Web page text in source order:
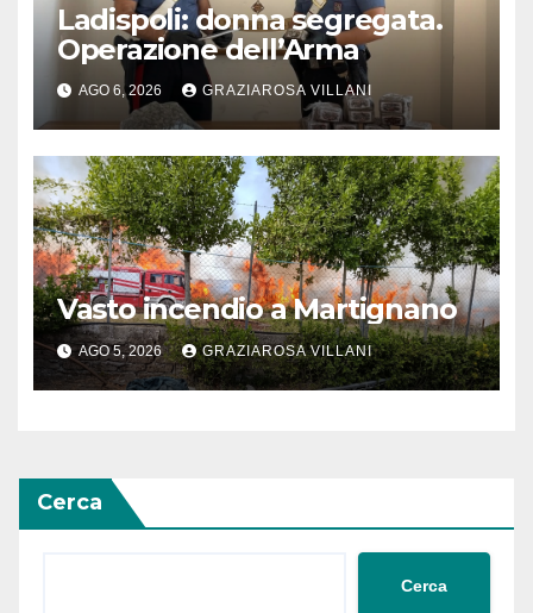
Ladispoli: donna segregata.
Operazione dell’Arma
AGO 6, 2026 GRAZIAROSA VILLANI
Vasto incendio a Martignano
AGO 5, 2026 GRAZIAROSA VILLANI
Cerca
Cerca